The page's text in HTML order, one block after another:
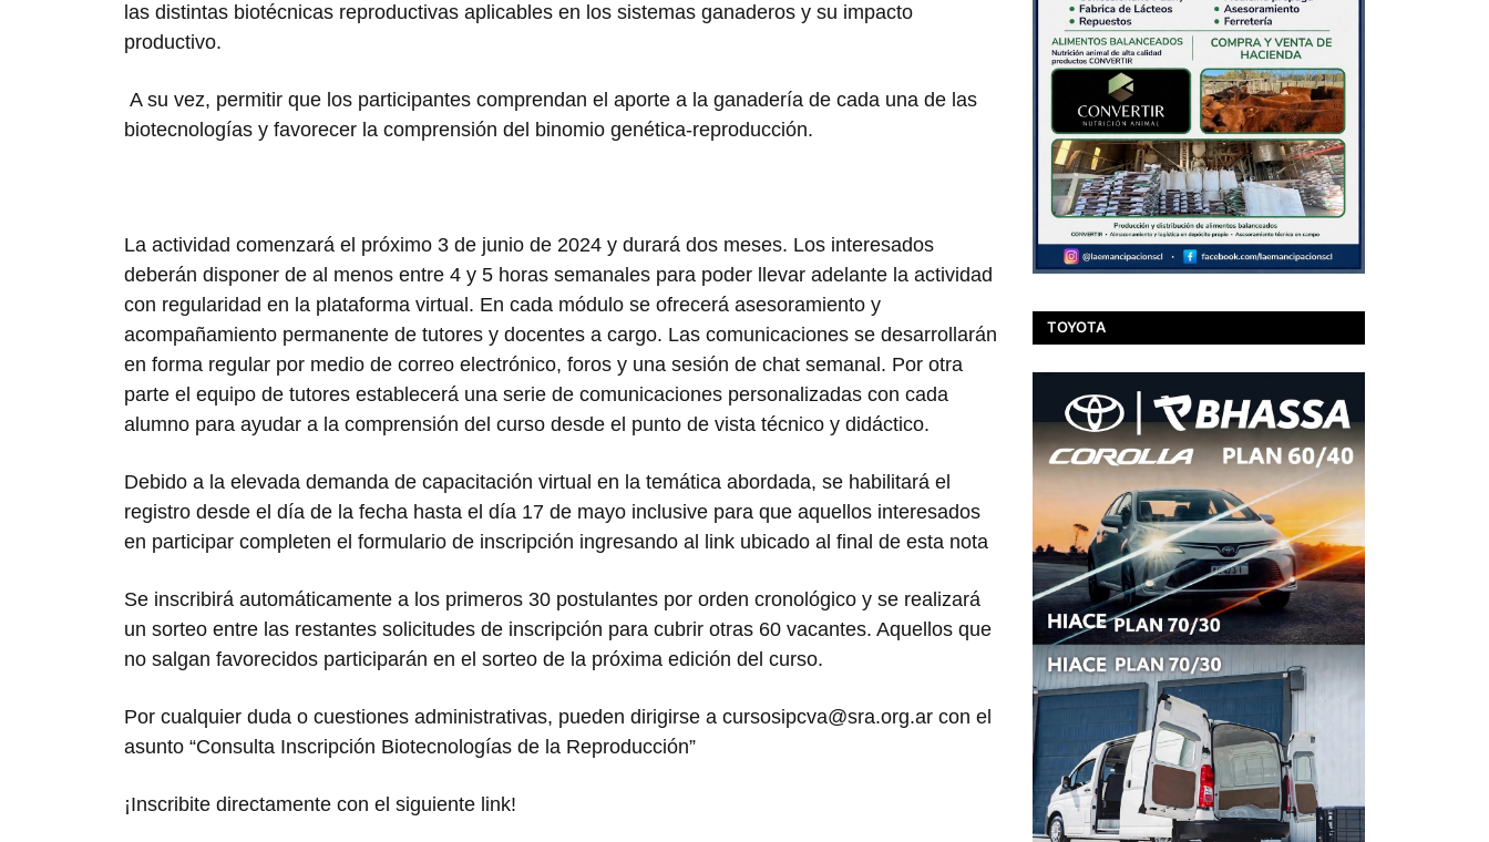
las distintas biotécnicas reproductivas aplicables en los sistemas ganaderos y su impacto
productivo.
A su vez, permitir que los participantes comprendan el aporte a la ganadería de cada una de las
biotecnologías y favorecer la comprensión del binomio genética-reproducción.
La actividad comenzará el próximo 3 de junio de 2024 y durará dos meses. Los interesados
deberán disponer de al menos entre 4 y 5 horas semanales para poder llevar adelante la actividad
con regularidad en la plataforma virtual. En cada módulo se ofrecerá asesoramiento y
acompañamiento permanente de tutores y docentes a cargo. Las comunicaciones se desarrollarán
en forma regular por medio de correo electrónico, foros y una sesión de chat semanal. Por otra
parte el equipo de tutores establecerá una serie de comunicaciones personalizadas con cada
alumno para ayudar a la comprensión del curso desde el punto de vista técnico y didáctico.
Debido a la elevada demanda de capacitación virtual en la temática abordada, se habilitará el
registro desde el día de la fecha hasta el día 17 de mayo inclusive para que aquellos interesados
en participar completen el formulario de inscripción ingresando al link ubicado al final de esta nota
Se inscribirá automáticamente a los primeros 30 postulantes por orden cronológico y se realizará
un sorteo entre las restantes solicitudes de inscripción para cubrir otras 60 vacantes. Aquellos que
no salgan favorecidos participarán en el sorteo de la próxima edición del curso.
Por cualquier duda o cuestiones administrativas, pueden dirigirse a cursosipcva@sra.org.ar con el
asunto “Consulta Inscripción Biotecnologías de la Reproducción”
¡Inscribite directamente con el siguiente link!
TOYOTA